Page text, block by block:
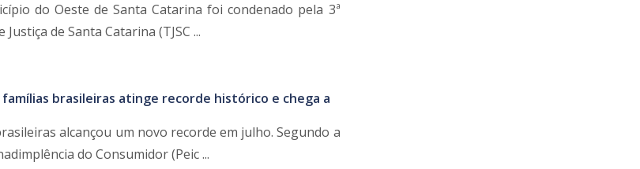
do Oeste de Santa Catarina foi condenado pela 3ª
de Santa Catarina (TJSC ...
brasileiras atinge recorde histórico e chega a
alcançou um novo recorde em julho. Segundo a
do Consumidor (Peic ...